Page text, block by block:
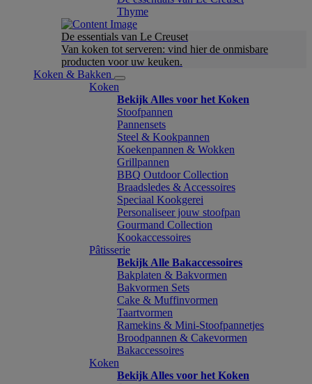
Thyme
De essentials van Le Creuset
Van koken tot serveren: vind hier de onmisbare
producten voor uw keuken.
Koken & Bakken
Koken
Bekijk Alles voor het Koken
Stoofpannen
Pannensets
Steel & Kookpannen
Koekenpannen & Wokken
Grillpannen
BBQ Outdoor Collection
Braadsledes & Accessoires
Speciaal Kookgerei
Personaliseer jouw stoofpan
Gourmand Collection
Kookaccessoires
Pâtisserie
Bekijk Alle Bakaccessoires
Bakplaten & Bakvormen
Bakvormen Sets
Cake & Muffinvormen
Taartvormen
Ramekins & Mini-Stoofpannetjes
Broodpannen & Cakevormen
Bakaccessoires
Koken
Bekijk Alles voor het Koken